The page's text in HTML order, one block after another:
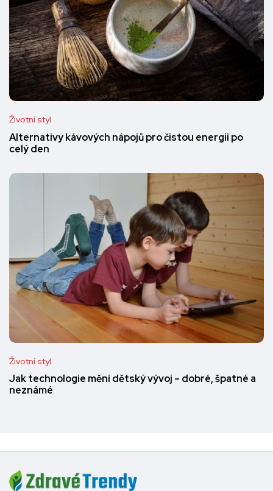
Životní styl
Alternativy kávových nápojů pro čistou energii po
celý den
Životní styl
Jak technologie mění dětský vývoj – dobré, špatné a
neznámé